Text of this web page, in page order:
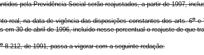
pela Previdência Social serão reajustados, a partir de 1997,
real, na data de vigência das disposições constantes dos arts. 6oe
em 30 de abril de 1996, incluído nesse percentual o reajuste de que
o8.212, de 1991, passa a vigorar com a seguinte redação: